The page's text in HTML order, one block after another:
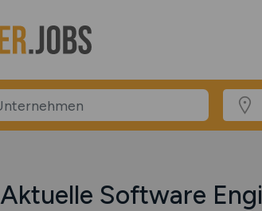
Aktuelle Software